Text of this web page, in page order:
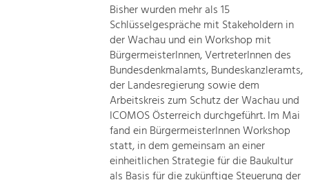
Bisher wurden mehr als 15
Schlüsselgespräche mit Stakeholdern in
der Wachau und ein Workshop mit
BürgermeisterInnen, VertreterInnen des
Bundesdenkmalamts, Bundeskanzleramts,
der Landesregierung sowie dem
Arbeitskreis zum Schutz der Wachau und
ICOMOS Österreich durchgeführt. Im Mai
fand ein BürgermeisterInnen Workshop
statt, in dem gemeinsam an einer
einheitlichen Strategie für die Baukultur
als Basis für die zukünftige Steuerung der